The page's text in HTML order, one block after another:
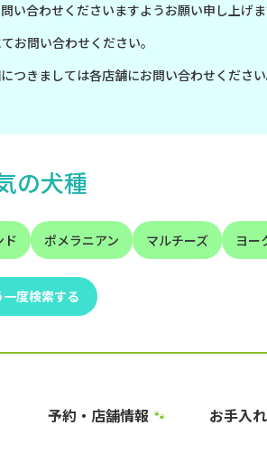
合わせくださいますようお願い申し上げま
お問い合わせください。
きましては各店舗にお問い合わせください
の犬種
ド ポメラニアン マルチーズ ヨー
一度検索する
予約・店舗情報 🐾 お手入れ